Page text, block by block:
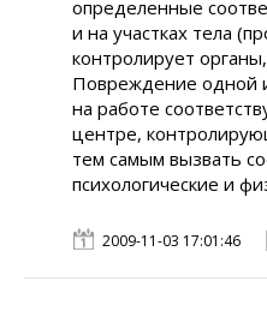
определенные
и на участках тела
контролирует
Повреждение одной
на работе
центре,
тем самым вызвать
психологические и
2009-11-03 17:01:46